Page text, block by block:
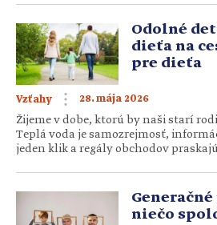
Nie vždy vieme, ako sa k nej
Matke úplne chladní, zároveň to
preháňať.Je to podobné ako […]
Odolné
dieťa na
pre dieťa
Vzťahy 28. mája 2026
Žijeme v dobe, ktorú by naši starí
Teplá voda je samozrejmosť,
jeden klik a regály obchodov
vymoženosti dnešnej doby by sme
požehnanie. Avšak v tomto
blahobytu narážame aj na […]
niečo